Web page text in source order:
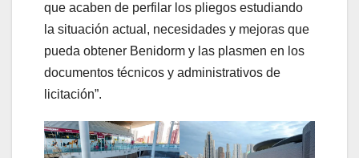
que acaben de perfilar los pliegos estudiando
la situación actual, necesidades y mejoras que
pueda obtener Benidorm y las plasmen en los
documentos técnicos y administrativos de
licitación”.